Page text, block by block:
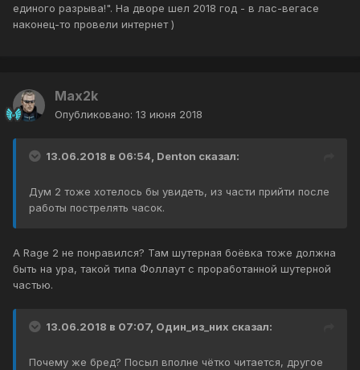
единого разрыва!". На дворе шел 2018 год - в лас-вегасе
наконец-то провели интернет )
Max2k
Опубликовано: 13 июня 2018
13.06.2018 в 06:54, Denton сказал:
Дум 2 тоже хотелось бы увидеть, из части прийти после
работы пострелять часок.
А Rage 2 не понравился? Там шутерная боёвка тоже должна
быть на ура, такой типа Фоллаут с проработанной шутерной
частью.
13.06.2018 в 07:07, Один_из_них сказал:
Почему же бред? Посыл вполне чётко читается, другое